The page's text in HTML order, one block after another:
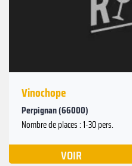
Vinochope
Perpignan (66000)
Nombre de places : 1-30 pers.
VOIR